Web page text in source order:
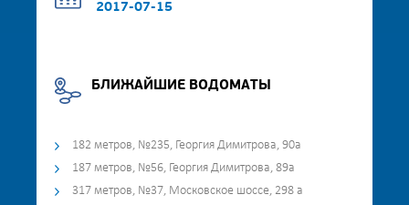
2017-07-15
БЛИЖАЙШИЕ ВОДОМАТЫ
182 метров, №235, Георгия Димитрова, 90а
187 метров, №56, Георгия Димитрова, 89а
317 метров, №37, Московское шоссе, 298 а